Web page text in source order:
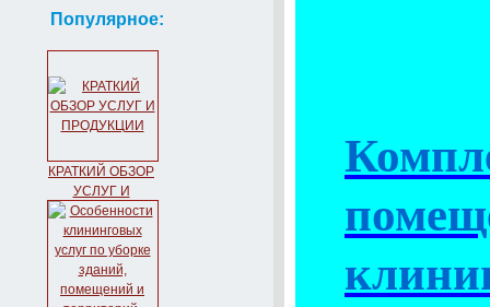
Популярное:
КРАТКИЙ ОБЗОР
УСЛУГ И
ПРОДУКЦИИ